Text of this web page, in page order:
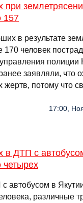
при
157
в результате
170 человек
полиции
заявляли, что
жертв, потому что
17:00,
в ДТП с
четырех
с автобусом в
различные